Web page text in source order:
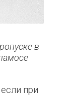
в
при